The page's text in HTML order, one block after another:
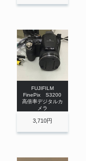
FUJIFILM
FinePix S3200
高倍率デジタルカ
メラ
3,710円